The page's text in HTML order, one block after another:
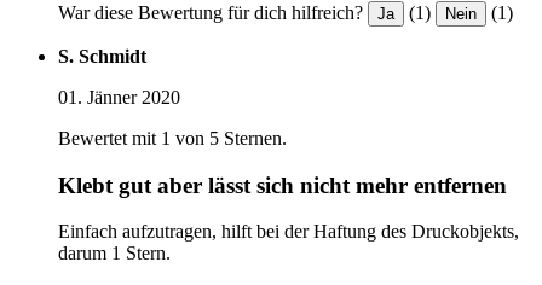
War diese Bewertung für dich hilfreich? Ja (1) Nein (1)
S. Schmidt
01. Jänner 2020
Bewertet mit 1 von 5 Sternen.
Klebt gut aber lässt sich nicht mehr entfernen
Einfach aufzutragen, hilft bei der Haftung des Druckobjekts,
darum 1 Stern.